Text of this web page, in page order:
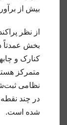
بیش از
از نظر
بخش عمدتاً
کنارک و
متمرکز
نظامی
در چند
شده است.